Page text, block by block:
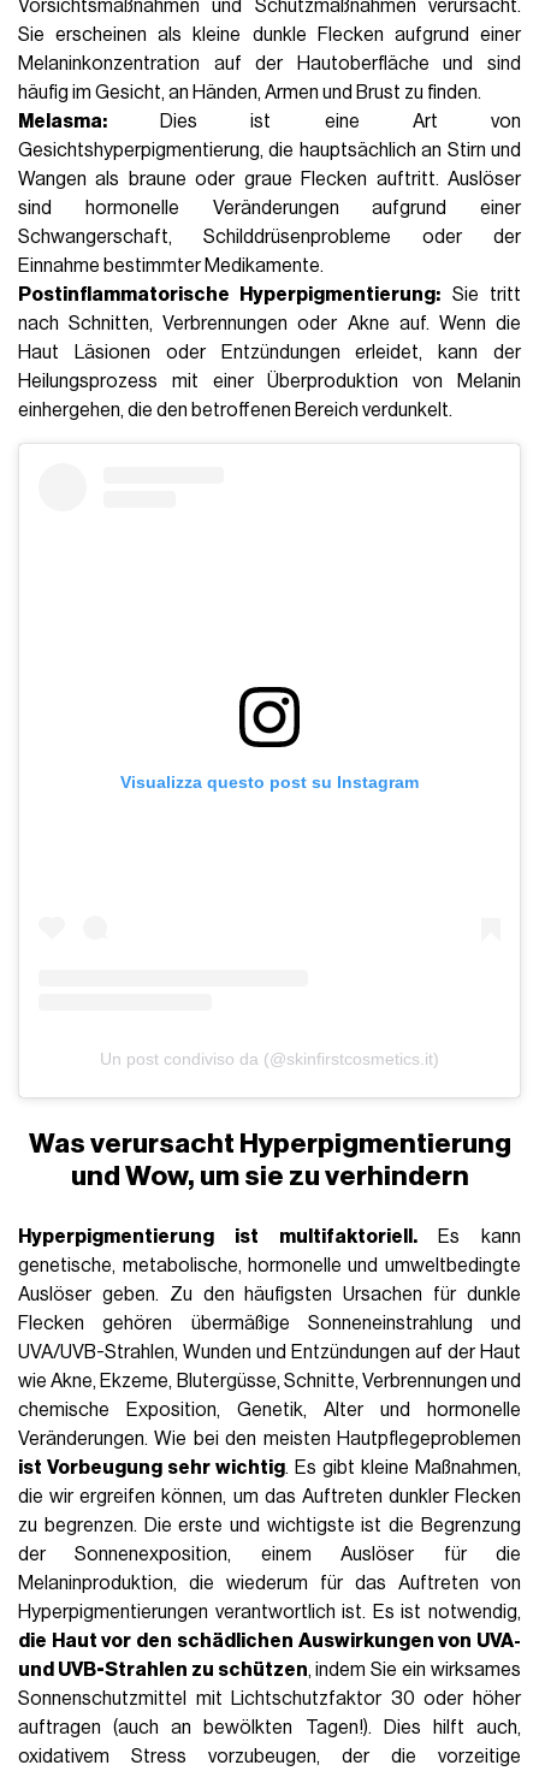
Vorsichtsmaßnahmen und Schutzmaßnahmen verursacht.
Sie erscheinen als kleine dunkle Flecken aufgrund einer
Melaninkonzentration auf der Hautoberfläche und sind
häufig im Gesicht, an Händen, Armen und Brust zu finden.
Melasma: Dies ist eine Art von
Gesichtshyperpigmentierung, die hauptsächlich an Stirn und
Wangen als braune oder graue Flecken auftritt. Auslöser
sind hormonelle Veränderungen aufgrund einer
Schwangerschaft, Schilddrüsenprobleme oder der
Einnahme bestimmter Medikamente.
Postinflammatorische Hyperpigmentierung: Sie tritt
nach Schnitten, Verbrennungen oder Akne auf. Wenn die
Haut Läsionen oder Entzündungen erleidet, kann der
Heilungsprozess mit einer Überproduktion von Melanin
einhergehen, die den betroffenen Bereich verdunkelt.
Visualizza questo post su Instagram
Un post condiviso da (@skinfirstcosmetics.it)
Was verursacht Hyperpigmentierung
und Wow, um sie zu verhindern
Hyperpigmentierung ist multifaktoriell.Es kann
genetische, metabolische, hormonelle und umweltbedingte
Auslöser geben. Zu den häufigsten Ursachen für dunkle
Flecken gehören übermäßige Sonneneinstrahlung und
UVA/UVB-Strahlen, Wunden und Entzündungen auf der Haut
wie Akne, Ekzeme, Blutergüsse, Schnitte, Verbrennungen und
chemische Exposition, Genetik, Alter und hormonelle
Veränderungen. Wie bei den meisten Hautpflegeproblemen
ist Vorbeugung sehr wichtig. Es gibt kleine Maßnahmen,
die wir ergreifen können, um das Auftreten dunkler Flecken
zu begrenzen. Die erste und wichtigste ist die Begrenzung
der Sonnenexposition, einem Auslöser für die
Melaninproduktion, die wiederum für das Auftreten von
Hyperpigmentierungen verantwortlich ist. Es ist notwendig,
die Haut vor den schädlichen Auswirkungen von UVA-
und UVB-Strahlen zu schützen, indem Sie ein wirksames
Sonnenschutzmittel mit Lichtschutzfaktor 30 oder höher
auftragen (auch an bewölkten Tagen!). Dies hilft auch,
oxidativem Stress vorzubeugen, der die vorzeitige